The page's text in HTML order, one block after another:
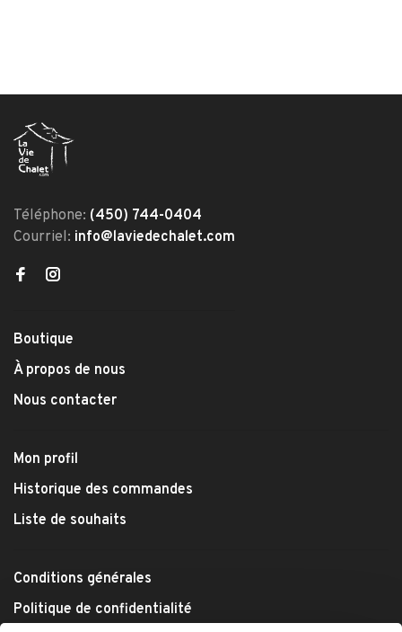
Téléphone: (450) 744-0404
Courriel: info@laviedechalet.com
Boutique
À propos de nous
Nous contacter
Mon profil
Historique des commandes
Liste de souhaits
Conditions générales
Politique de confidentialité